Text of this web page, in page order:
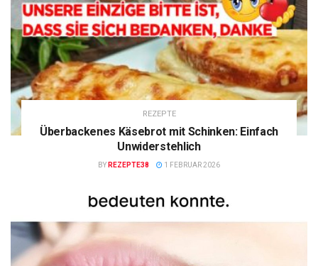
REZEPTE
Überbackenes Käsebrot mit Schinken: Einfach
Unwiderstehlich
BY REZEPTE38 1 FEBRUAR 2026